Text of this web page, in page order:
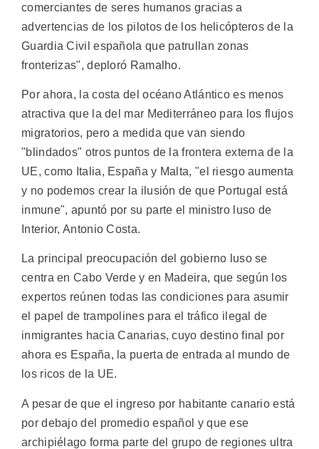
comerciantes de seres humanos gracias a
advertencias de los pilotos de los helicópteros de la
Guardia Civil española que patrullan zonas
fronterizas", deploró Ramalho.
Por ahora, la costa del océano Atlántico es menos
atractiva que la del mar Mediterráneo para los flujos
migratorios, pero a medida que van siendo
"blindados" otros puntos de la frontera externa de la
UE, como Italia, España y Malta, "el riesgo aumenta
y no podemos crear la ilusión de que Portugal está
inmune", apuntó por su parte el ministro luso de
Interior, Antonio Costa.
La principal preocupación del gobierno luso se
centra en Cabo Verde y en Madeira, que según los
expertos reúnen todas las condiciones para asumir
el papel de trampolines para el tráfico ilegal de
inmigrantes hacia Canarias, cuyo destino final por
ahora es España, la puerta de entrada al mundo de
los ricos de la UE.
A pesar de que el ingreso por habitante canario está
por debajo del promedio español y que ese
archipiélago forma parte del grupo de regiones ultra